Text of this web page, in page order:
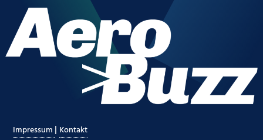
Impressum | Kontakt